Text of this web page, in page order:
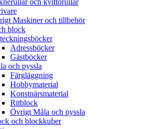
och kvittorullar
Maskiner och tillbehör
block
Adressböcker
Gästböcker
och pyssla
Färgläggning
Hobbymaterial
Konstnärsmaterial
Ritblock
Övrigt Måla och pyssla
och blockkuber